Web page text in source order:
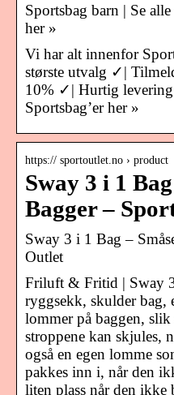
Sportsbag barn | Se
her »
Vi har alt innenfor
største utvalg ✓|
10% ✓| Hurtig
Sportsbag’er her »
https:// sportoutlet.no › product
Sway 3 i 1
Bagger –
Sway 3 i 1 Bag –
Outlet
Friluft & Fritid | Sway
ryggsekk, skulder bag,
lommer på baggen,
stroppene kan skjules,
også en egen lomme
pakkes inn i, når den
liten plass når den ikke